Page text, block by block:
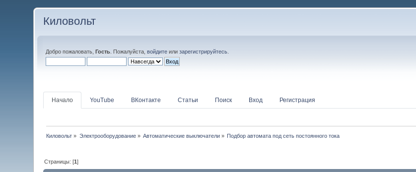
Киловольт
Добро пожаловать,Гость . Пожалуйста,войдите илизарегистрируйтесь
Начало YouTube ВКонтакте Статьи Поиск Вход Регистрация
Киловольт » Электрооборудование» Автоматические выключатели » Подбор автомата под сеть постоянного тока
Страницы: [1]